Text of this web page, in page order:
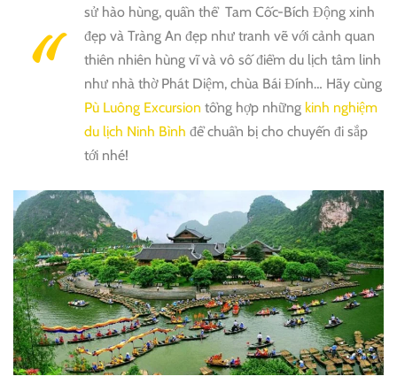
sử hào hùng, quần thể Tam Cốc-Bích Động xinh
đẹp và Tràng An đẹp như tranh vẽ với cảnh quan
thiên nhiên hùng vĩ và vô số điểm du lịch tâm linh
như nhà thờ Phát Diệm, chùa Bái Đính… Hãy cùng
Pù Luông Excursion tổng hợp những kinh nghiệm
du lịch Ninh Bình để chuẩn bị cho chuyến đi sắp
tới nhé!